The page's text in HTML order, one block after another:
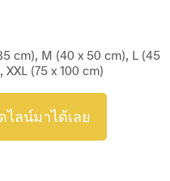
cm), M (40 x 50 cm), L (45
(75 x 100 cm)
ลน์มาได้เลย